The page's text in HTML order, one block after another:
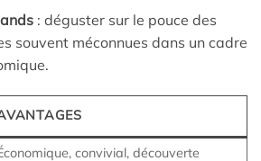
: déguster sur le pouce des
souvent méconnues dans un cadre
convivial, découverte